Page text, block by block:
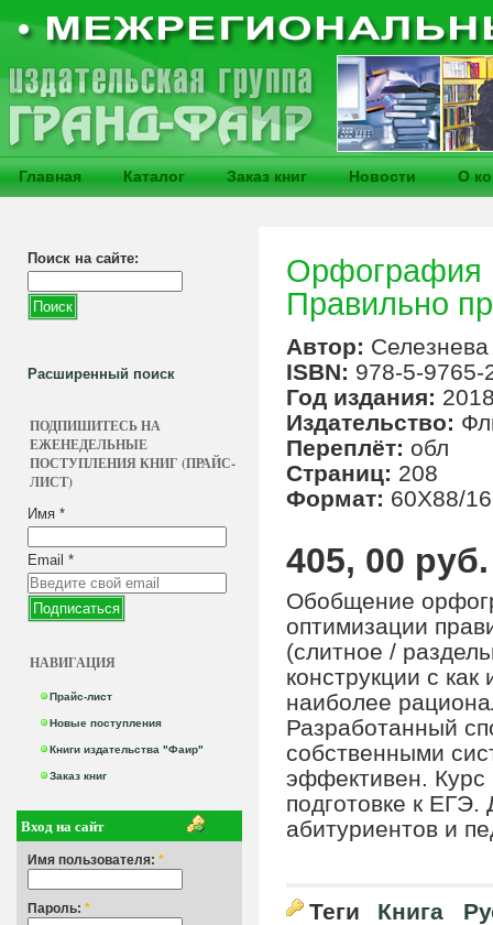
Главная Каталог Заказ книг Новости О
Поиск на сайте:
Расширенный поиск
ПОДПИШИТЕСЬ НА
ЕЖЕНЕДЕЛЬНЫЕ
ПОСТУПЛЕНИЯ КНИГ (ПРАЙС-
ЛИСТ)
Имя *
Email *
НАВИГАЦИЯ
Прайс-лист
Новые поступления
Книги издательства "Фаир"
Заказ книг
Вход на сайт
Имя пользователя: *
Пароль: *
Орфография
Правильно
Автор:
ISBN: 978-5-9765-
Год издания:
Издательство:
Переплёт: обл
Страниц: 208
Формат: 60Х88/16
405, 00 руб.
Обобщение
оптимизации
(слитное /
конструкции с
наиболее
Разработанный
собственными
эффективен. Курс
подготовке к ЕГЭ.
абитуриентов и
Теги Книга